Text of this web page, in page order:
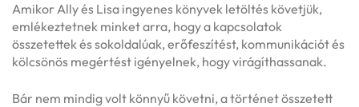
Amikor Ally és Lisa ingyenes könyvek letöltés követjük,
emlékeztetnek minket arra, hogy a kapcsolatok
összetettek és sokoldalúak, erőfeszítést, kommunikációt és
kölcsönös megértést igényelnek, hogy virágíthassanak.
Bár nem mindig volt könnyű követni, a történet összetett